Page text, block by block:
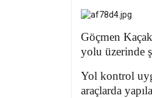
Göçmen
yolu üzerinde
Yol kontrol
araçlarda